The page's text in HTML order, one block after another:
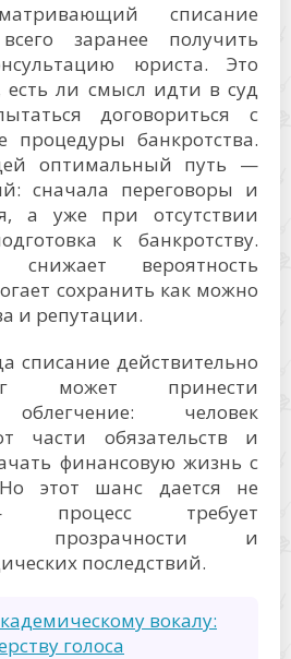
списание
заранее получить
юриста. Это
есть ли смысл идти в суд
договориться с
процедуры банкротства.
оптимальный путь —
сначала переговоры и
а уже при отсутствии
к банкротству.
вероятность
сохранить как можно
и репутации.
списание действительно
может принести
облегчение: человек
части обязательств и
финансовую жизнь с
этот шанс дается не
процесс требует
прозрачности и
последствий.
вокалу:
голоса